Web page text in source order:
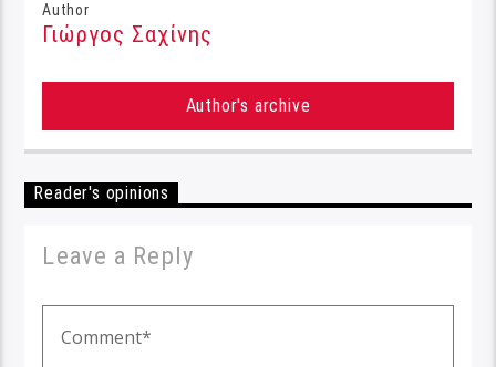
Author
Γιώργος Σαχίνης
Author's archive
Reader's opinions
Leave a Reply